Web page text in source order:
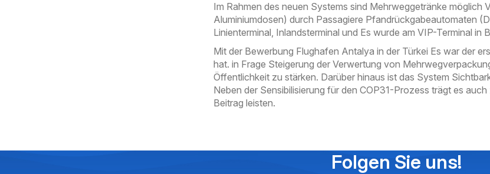
Im Rahmen des neuen Systems sind Mehrweggetränke möglich
Aluminiumdosen) durch Passagiere Pfandrückgabeautomaten
Linienterminal, Inlandsterminal und Es wurde am VIP-Terminal
Mit der Bewerbung Flughafen Antalya in der Türkei Es war der
hat. in Frage Steigerung der Verwertung von
Öffentlichkeit zu stärken. Darüber hinaus ist das System
Neben der Sensibilisierung für den COP31-Prozess trägt es
Beitrag leisten.
Folgen Sie uns!